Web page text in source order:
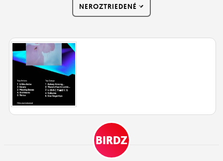
ČINŽIAK
FÓRUM
STATUSY
BLOGY
NEROZTRIEDENÉ
BIRDZ